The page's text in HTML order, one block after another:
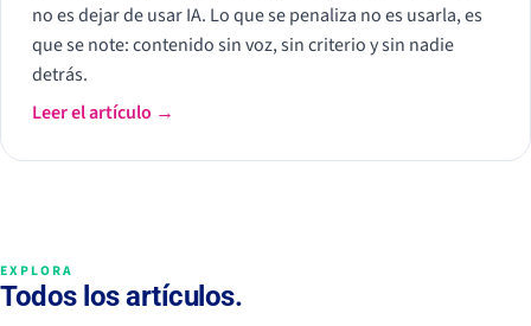
no es dejar de usar IA. Lo que se penaliza no es usarla, es
que se note: contenido sin voz, sin criterio y sin nadie
detrás.
Leer el artículo →
EXPLORA
Todos los artículos.